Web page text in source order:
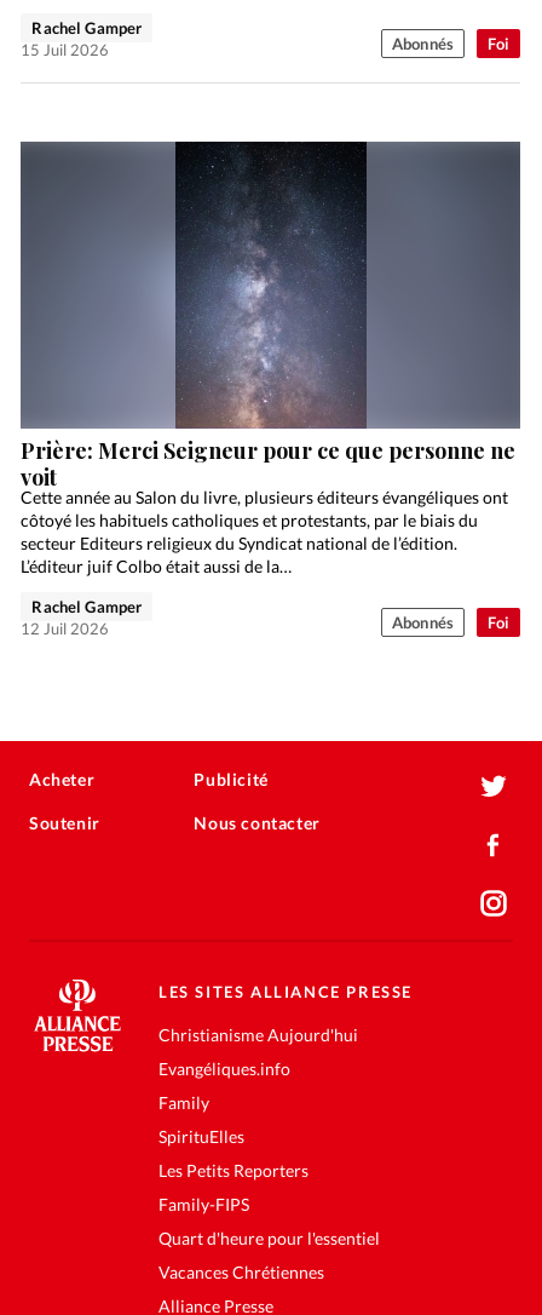
Foi
Rachel Gamper
15 Juil 2026
Abonnés
Foi
Prière: Merci Seigneur pour ce que personne ne
voit
Cette année au Salon du livre, plusieurs éditeurs évangéliques ont
côtoyé les habituels catholiques et protestants, par le biais du
secteur Editeurs religieux du Syndicat national de l’édition.
L’éditeur juif Colbo était aussi de la…
Rachel Gamper
12 Juil 2026
Abonnés
Acheter
Soutenir
Publicité
Nous contacter
LES SITES ALLIANCE PRESSE
Christianisme Aujourd'hui
Evangéliques.info
Family
SpirituElles
Les Petits Reporters
Family-FIPS
Quart d'heure pour l'essentiel
Vacances Chrétiennes
Alliance Presse